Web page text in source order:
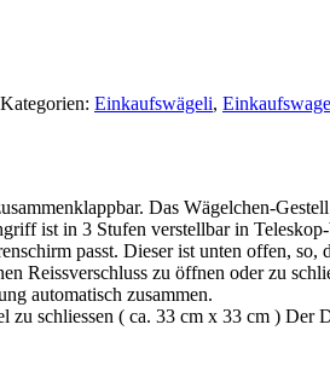
Kategorien: Einkaufswägeli,
Das Wägelchen-
ist in 3 Stufen verstellbar in
passt. Dieser ist unten offen,
Reissverschluss zu öffnen oder zu
automatisch zusammen.
zu schliessen ( ca. 33 cm x 33 cm )